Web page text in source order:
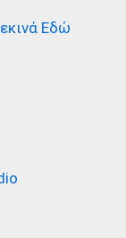
Εδώ